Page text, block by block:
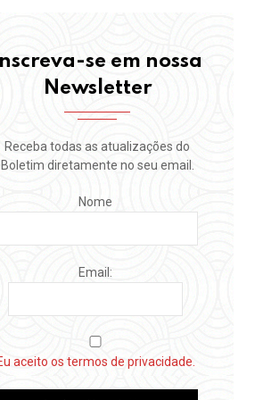
se em nossa
Newsletter
Receba todas as atualizações do
Boletim diretamente no seu email.
Nome
Email:
aceito os termos de privacidade.